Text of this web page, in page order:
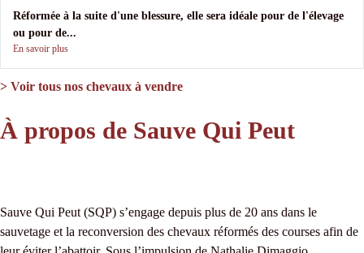
Réformée à la suite d'une blessure, elle sera idéale pour de l'élevage
ou pour de...
En savoir plus
> Voir tous nos chevaux à vendre
À propos de Sauve Qui Peut
Sauve Qui Peut (SQP) s’engage depuis plus de 20 ans dans le
sauvetage et la reconversion des chevaux réformés des courses afin de